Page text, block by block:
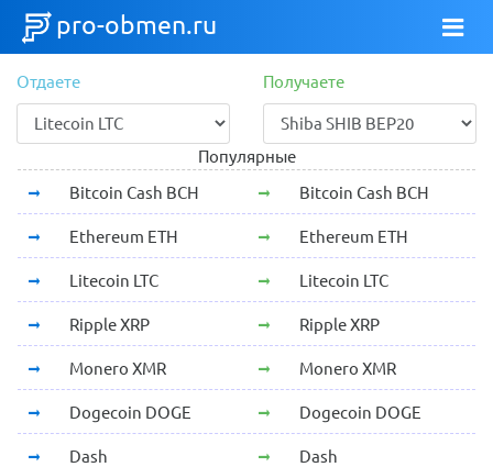
pro-obmen.ru
Отдаете Получаете
Популярные
Bitcoin Cash BCH
Bitcoin Cash BCH
Ethereum ETH Ethereum ETH
Litecoin LTC Litecoin LTC
Ripple XRP Ripple XRP
Monero XMR Monero XMR
Dogecoin DOGE Dogecoin DOGE
Dash Dash